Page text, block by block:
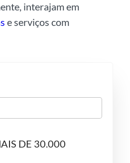
interajam em
e serviços com
DE 30.000